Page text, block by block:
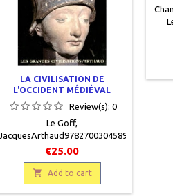
LA CIVILISATION DE
L'OCCIDENT MÉDIÉVAL
Review(s): 0
Le Goff,
JacquesArthaud9782700304589
€25.00
 Add to cart